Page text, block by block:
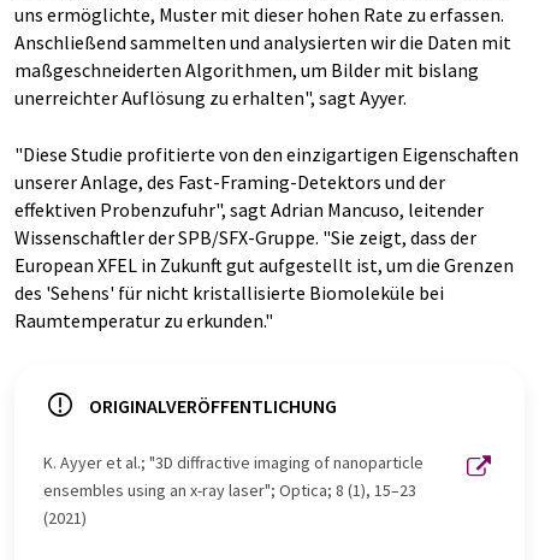
uns ermöglichte, Muster mit dieser hohen Rate zu erfassen.
Anschließend sammelten und analysierten wir die Daten mit
maßgeschneiderten Algorithmen, um Bilder mit bislang
unerreichter Auflösung zu erhalten", sagt Ayyer.
"Diese Studie profitierte von den einzigartigen Eigenschaften
unserer Anlage, des Fast-Framing-Detektors und der
effektiven Probenzufuhr", sagt Adrian Mancuso, leitender
Wissenschaftler der SPB/SFX-Gruppe. "Sie zeigt, dass der
European XFEL in Zukunft gut aufgestellt ist, um die Grenzen
des 'Sehens' für nicht kristallisierte Biomoleküle bei
Raumtemperatur zu erkunden."
ORIGINALVERÖFFENTLICHUNG
K. Ayyer et al.; "3D diffractive imaging of nanoparticle
ensembles using an x-ray laser"; Optica; 8 (1), 15–23
(2021)